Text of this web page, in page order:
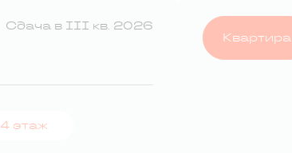
Сдача в III кв. 2026
4 этаж
Квартира